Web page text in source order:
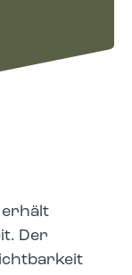
erhält
Der